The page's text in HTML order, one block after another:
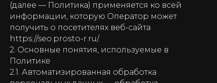
(далее — Политика) применяется ко всей
информации, которую Оператор может
получить о посетителях веб-сайта
https://seo.prosto-r.ru/.
2. Основные понятия, используемые в
Политике
2.1. Автоматизированная обработка